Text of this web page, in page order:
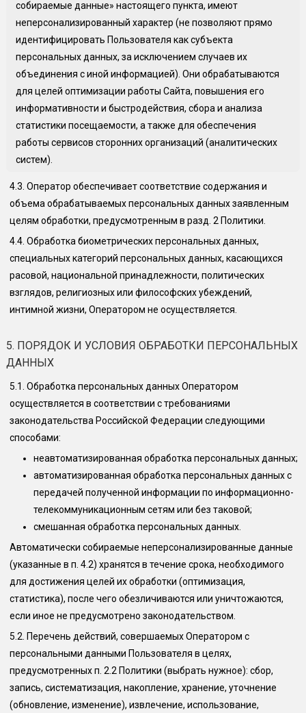
собираемые данные» настоящего пункта, имеют
неперсонализированный характер (не позволяют прямо
идентифицировать Пользователя как субъекта
персональных данных, за исключением случаев их
объединения с иной информацией). Они обрабатываются
для целей оптимизации работы Сайта, повышения его
информативности и быстродействия, сбора и анализа
статистики посещаемости, а также для обеспечения
работы сервисов сторонних организаций (аналитических
систем).
4.3. Оператор обеспечивает соответствие содержания и
объема обрабатываемых персональных данных заявленным
целям обработки, предусмотренным в разд. 2 Политики.
4.4. Обработка биометрических персональных данных,
специальных категорий персональных данных, касающихся
расовой, национальной принадлежности, политических
взглядов, религиозных или философских убеждений,
интимной жизни, Оператором не осуществляется.
5. ПОРЯДОК И УСЛОВИЯ ОБРАБОТКИ ПЕРСОНАЛЬНЫХ
ДАННЫХ
5.1. Обработка персональных данных Оператором
осуществляется в соответствии с требованиями
законодательства Российской Федерации следующими
способами:
неавтоматизированная обработка персональных данных;
автоматизированная обработка персональных данных с
передачей полученной информации по информационно-
телекоммуникационным сетям или без таковой;
смешанная обработка персональных данных.
Автоматически собираемые неперсонализированные данные
(указанные в п. 4.2) хранятся в течение срока, необходимого
для достижения целей их обработки (оптимизация,
статистика), после чего обезличиваются или уничтожаются,
если иное не предусмотрено законодательством.
5.2. Перечень действий, совершаемых Оператором с
персональными данными Пользователя в целях,
предусмотренных п. 2.2 Политики (выбрать нужное): сбор,
запись, систематизация, накопление, хранение, уточнение
(обновление, изменение), извлечение, использование,